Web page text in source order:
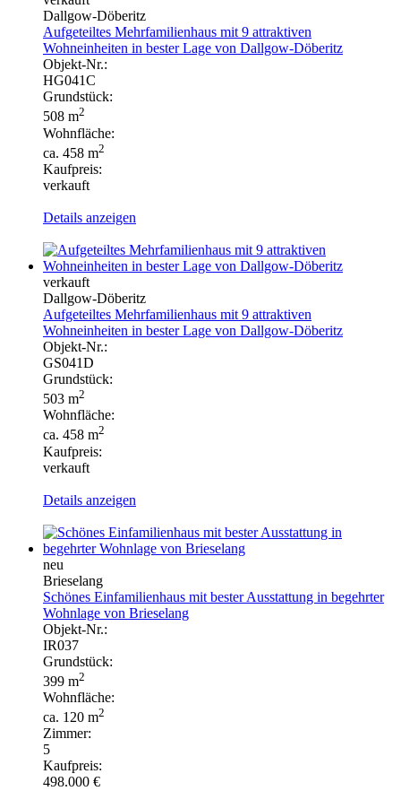
Dallgow-Döberitz
Aufgeteiltes Mehrfamilienhaus mit 9 attraktiven
Wohneinheiten in bester Lage von Dallgow-Döberitz
Objekt-Nr.:
HG041C
Grundstück:
508 m2
Wohnfläche:
ca. 458 m2
Kaufpreis:
verkauft
Details anzeigen
verkauft
Dallgow-Döberitz
Aufgeteiltes Mehrfamilienhaus mit 9 attraktiven
Wohneinheiten in bester Lage von Dallgow-Döberitz
Objekt-Nr.:
GS041D
Grundstück:
503 m2
Wohnfläche:
ca. 458 m2
Kaufpreis:
verkauft
Details anzeigen
neu
Brieselang
Schönes Einfamilienhaus mit bester Ausstattung in begehrter
Wohnlage von Brieselang
Objekt-Nr.:
IR037
Grundstück:
399 m2
Wohnfläche:
ca. 120 m2
Zimmer:
5
Kaufpreis:
498.000 €